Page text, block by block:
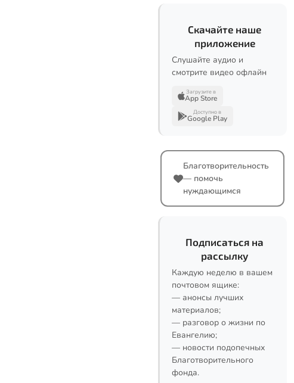
Скачайте наше
приложение
Слушайте аудио и
смотрите видео офлайн
Загрузите в
App Store
Доступно в
Google Play
Благотворительность
— помочь
нуждающимся
Подписаться на
рассылку
Каждую неделю в вашем
почтовом ящике:
— анонсы лучших
материалов;
— разговор о жизни по
Евангелию;
— новости подопечных
Благотворительного
фонда.